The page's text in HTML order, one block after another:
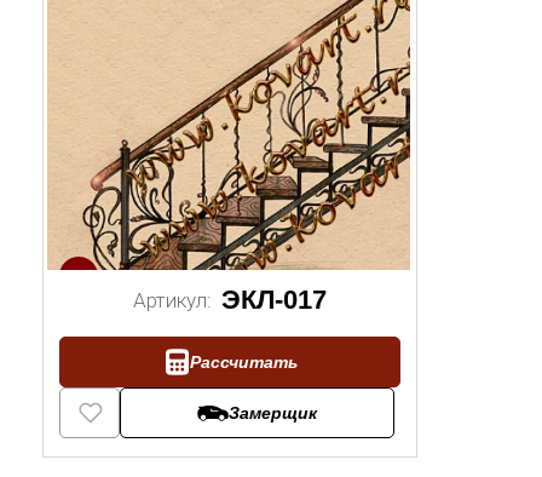
Артикул: ЭКЛ-017
Рассчитать
Замерщик